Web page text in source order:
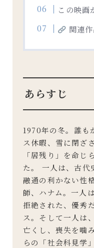
この映画
関連
あらすじ
1970年の冬。誰も
ス休暇、雪に閉ざ
「居残り」を命じ
た。 一人は、古代
融通の利かない性
師、ハナム。一人
拒絶された、優秀
ス。そして一人は
亡くし、喪失を噛
らの「社会科見学